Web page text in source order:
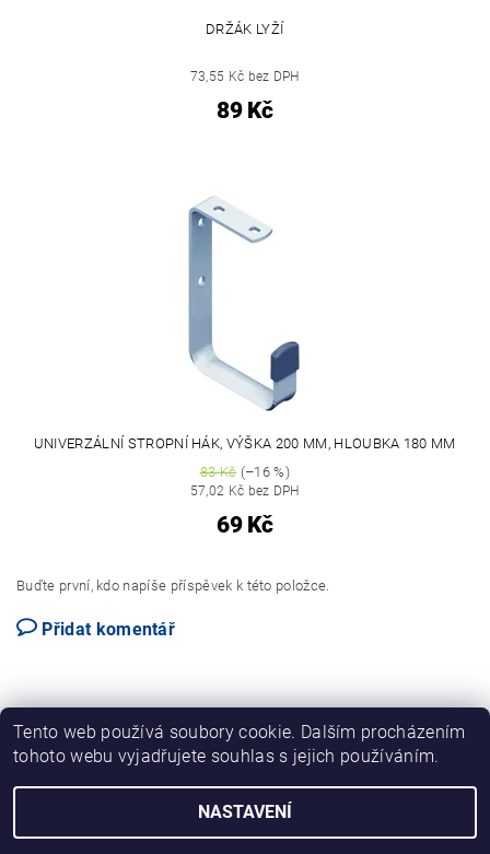
DRŽÁK LYŽÍ
73,55 Kč bez DPH
89 Kč
UNIVERZÁLNÍ STROPNÍ HÁK, VÝŠKA 200 MM, HLOUBKA 180 MM
83 Kč(–16 %)
57,02 Kč bez DPH
69 Kč
Buďte první, kdo napíše příspěvek k této položce.
Přidat komentář
2026 © ELEMENT SYSTEM REGÁLY, všechna práva vyhrazena
Tento web používá soubory cookie. Dalším procházením
tohoto webu vyjadřujete souhlas s jejich používáním.
NASTAVENÍ